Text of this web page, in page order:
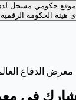
موقع حكومي مسجل لدى
الحكومة
الدفاع العالمي
تشارك في